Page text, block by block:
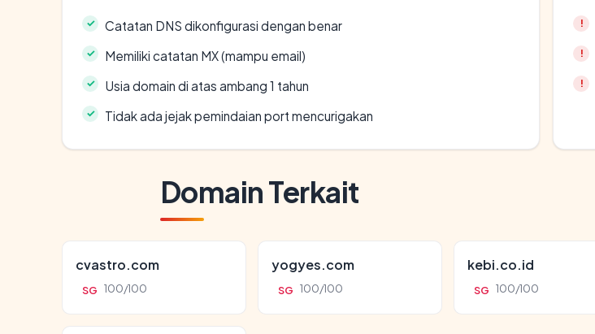
Catatan DNS dikonfigurasi dengan benar
Memiliki catatan MX (mampu email)
Usia domain di atas ambang 1 tahun
Tidak ada jejak pemindaian port mencurigakan
Domain Terkait
cvastro.com
SG 100/100
yogyes.com
SG 100/100
kebi.co.id
SG 100/100